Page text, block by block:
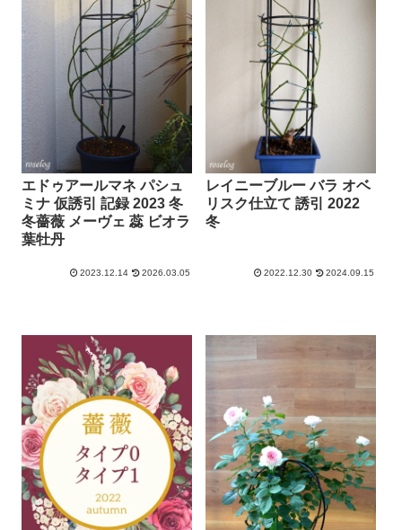
エドゥアールマネ パシュ
ミナ 仮誘引 記録 2023 冬
冬薔薇 メーヴェ 蕊 ビオラ
葉牡丹
2023.12.14 2026.03.05
レイニーブルー バラ オベ
リスク仕立て 誘引 2022
冬
2022.12.30 2024.09.15